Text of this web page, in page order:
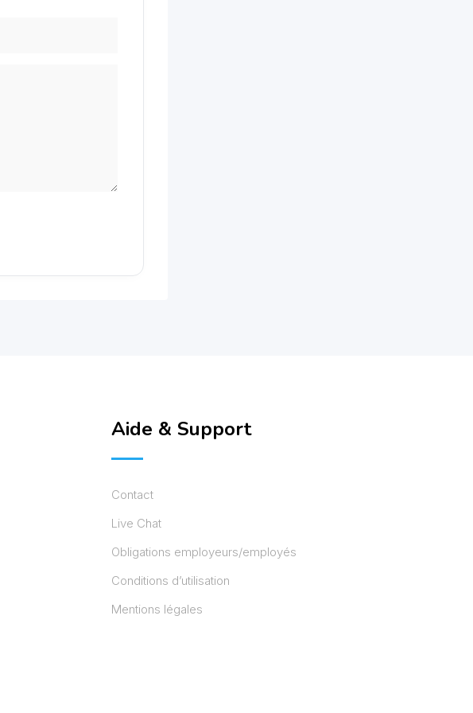
Aide & Support
Contact
Live Chat
Obligations employeurs/employés
Conditions d’utilisation
Mentions légales